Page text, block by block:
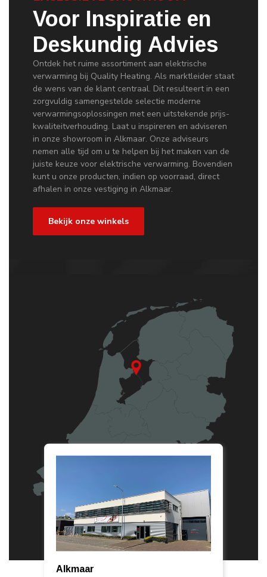
Voor Inspiratie en
Deskundig Advies
Ontdek het ruime assortiment aan elektrische
verwarming bij Quality Heating. Als marktleider staat
de wens van de klant centraal. Dit resulteert in een
zorgvuldig samengestelde selectie moderne
verwarmingsoplossingen met een uitstekende prijs-
kwaliteitverhouding. Laat u inspireren en adviseren
in onze showroom in Alkmaar. Onze adviseurs
nemen alle tijd om u te helpen bij het maken van de
juiste keuze voor elektrische verwarming. Bovendien
kunt u onze producten, indien op voorraad, direct
afhalen in onze vestiging in Alkmaar.
Bekijk onze winkels
Alkmaar